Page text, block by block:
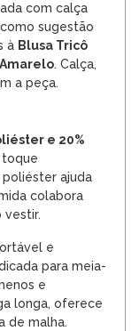
com calça
sugestão
à Blusa Tricô
. Calça,
a peça.
e 20%
toque
ajuda
colabora
vestir.
e
para meia-
e
longa, oferece
de malha.